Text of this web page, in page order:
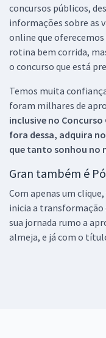
concursos públicos,
informações sobre as
online que oferecemos
rotina bem corrida,
o concurso que está
Temos muita
foram milhares de
inclusive no Concurso
fora dessa, adquira
que tanto sonhou no
Gran também é
Com apenas um
inicia a transformação
sua jornada rumo a
almeja, e já com o